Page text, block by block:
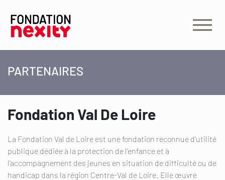
PARTENAIRES
Fondation Val De Loire
La Fondation Val de Loire est une fondation reconnue d’utilité
publique dédiée à la protection de l’enfance et à
l’accompagnement des jeunes en situation de difficulté ou de
handicap dans la région Centre-Val de Loire. Elle œuvre